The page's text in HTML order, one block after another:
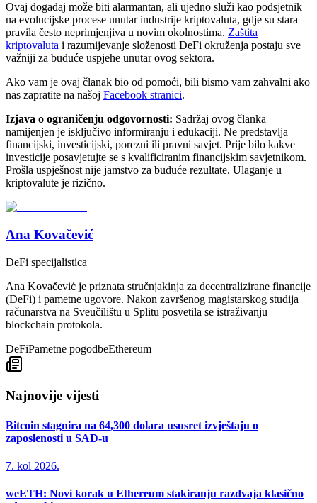
Ovaj događaj može biti alarmantan, ali ujedno služi kao podsjetnik
na evolucijske procese unutar industrije kriptovaluta, gdje su stara
pravila često neprimjenjiva u novim okolnostima. Zaštita
kriptovaluta i razumijevanje složenosti DeFi okruženja postaju sve
važniji za buduće uspjehe unutar ovog sektora.
Ako vam je ovaj članak bio od pomoći, bili bismo vam zahvalni ako
nas zapratite na našoj Facebook stranici.
Izjava o ograničenju odgovornosti: Sadržaj ovog članka
namijenjen je isključivo informiranju i edukaciji. Ne predstavlja
financijski, investicijski, porezni ili pravni savjet. Prije bilo kakve
investicije posavjetujte se s kvalificiranim financijskim savjetnikom.
Prošla uspješnost nije jamstvo za buduće rezultate. Ulaganje u
kriptovalute je rizično.
Ana Kovačević
DeFi specijalistica
Ana Kovačević je priznata stručnjakinja za decentralizirane financije
(DeFi) i pametne ugovore. Nakon završenog magistarskog studija
računarstva na Sveučilištu u Splitu posvetila se istraživanju
blockchain protokola.
DeFiPametne pogodbeEthereum
Najnovije vijesti
Bitcoin stagnira na 64,300 dolara ususret izvještaju o
zaposlenosti u SAD-u
7. kol 2026.
weETH: Novi korak u Ethereum stakiranju razdvaja klasično